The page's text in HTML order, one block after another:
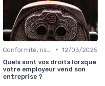
• 12/03/2025
Quels sont vos droits lorsque
votre employeur vend son
entreprise ?